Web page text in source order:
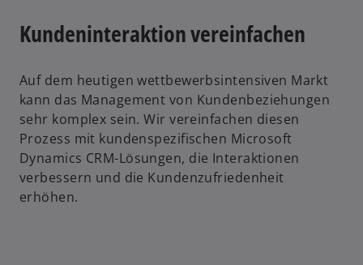
Kundeninteraktion vereinfachen
Auf dem heutigen wettbewerbsintensiven Markt
kann das Management von Kundenbeziehungen
sehr komplex sein. Wir vereinfachen diesen
Prozess mit kundenspezifischen Microsoft
Dynamics CRM-Lösungen, die Interaktionen
verbessern und die Kundenzufriedenheit
erhöhen.